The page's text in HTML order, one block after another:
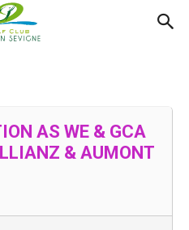
AS WE & GCA
& AUMONT